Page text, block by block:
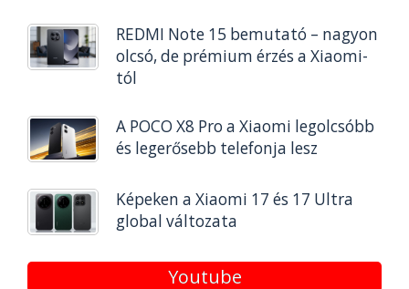
REDMI Note 15 bemutató – nagyon
olcsó, de prémium érzés a Xiaomi-
tól
A POCO X8 Pro a Xiaomi legolcsóbb
és legerősebb telefonja lesz
Képeken a Xiaomi 17 és 17 Ultra
global változata
Youtube